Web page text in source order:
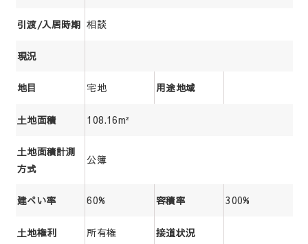
引渡/入居時期 相談
現況
地目 宅地 用途地域
土地面積 108.16m²
土地面積計測
方式
公簿
建ぺい率 60% 容積率 300%
土地権利 所有権 接道状況